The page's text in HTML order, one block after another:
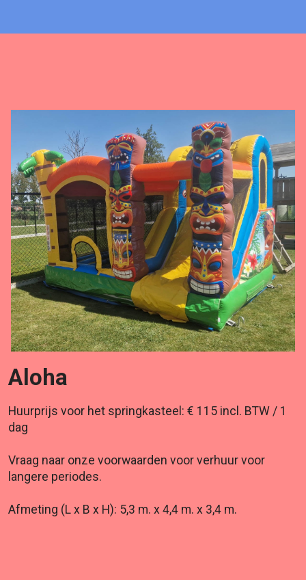
Aloha
Huurprijs voor het springkasteel: € 115 incl. BTW / 1
dag
Vraag naar onze voorwaarden voor verhuur voor
langere periodes.
Afmeting (L x B x H): 5,3 m. x 4,4 m. x 3,4 m.